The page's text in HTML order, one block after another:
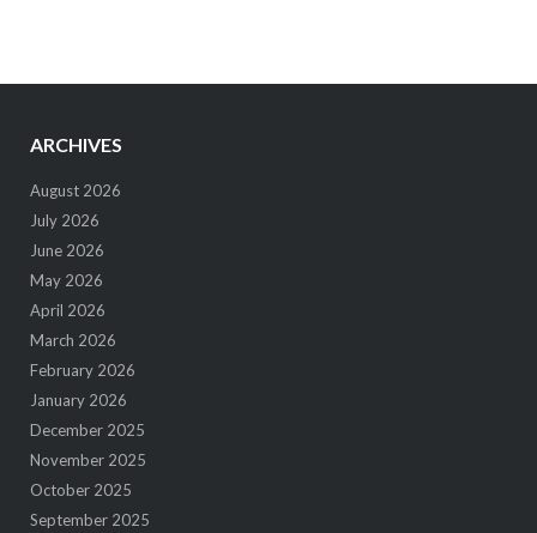
ARCHIVES
August 2026
July 2026
June 2026
May 2026
April 2026
March 2026
February 2026
January 2026
December 2025
November 2025
October 2025
September 2025